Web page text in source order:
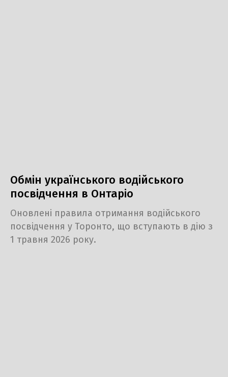
Обмін українського водійського
посвідчення в Онтаріо
Оновлені правила отримання водійського
посвідчення у Торонто, що вступають в дію з
1 травня 2026 року.